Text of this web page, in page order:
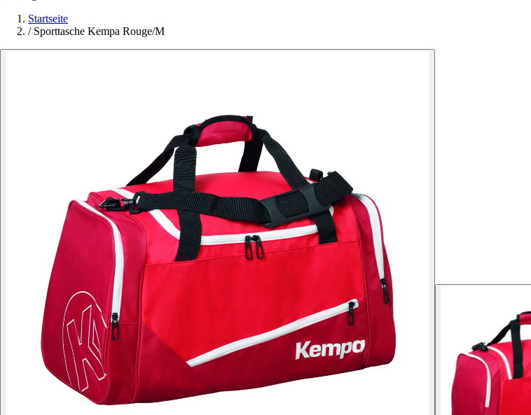
Startseite
/ Sporttasche Kempa Rouge/M